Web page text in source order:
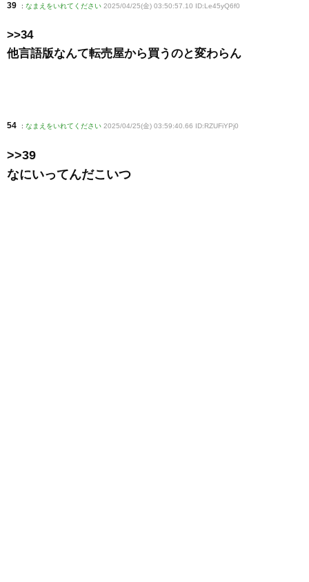
39 : なまえをいれてください 2025/04/25(金) 03:50:57.10 ID:Le45yQ6f0
>>34
他言語版なんて転売屋から買うのと変わらん
54 : なまえをいれてください 2025/04/25(金) 03:59:40.66 ID:RZUFiYPj0
>>39
なにいってんだこいつ